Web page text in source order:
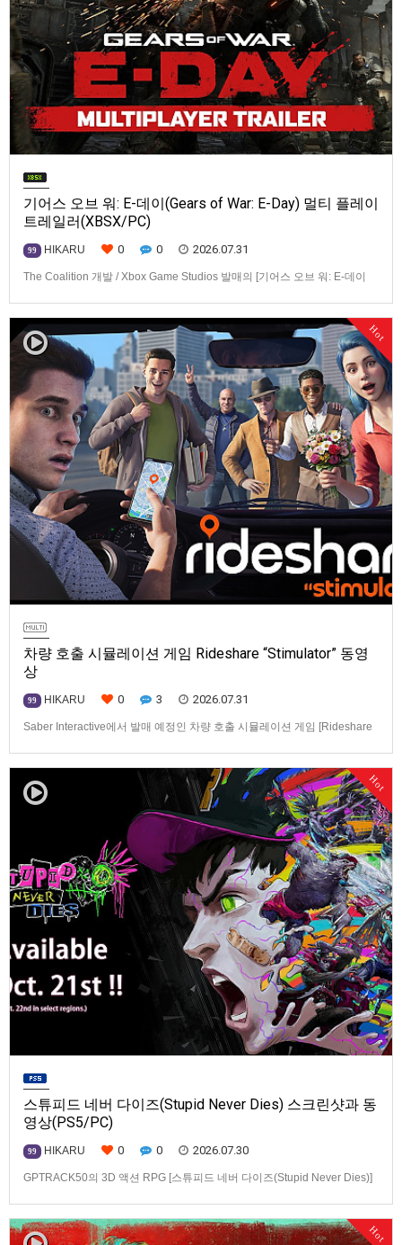
기어스 오브 워: E-데이(Gears of War: E-Day) 멀티 플레이
트레일러(XBSX/PC)
99 HIKARU 0 0 2026.07.31
The Coalition 개발 / Xbox Game Studios 발매의 [기어스 오브 워: E-데이
Hot
차량 호출 시뮬레이션 게임 Rideshare “Stimulator” 동영
상
99 HIKARU 0 3 2026.07.31
Saber Interactive에서 발매 예정인 차량 호출 시뮬레이션 게임 [Rideshare
을 운영하는 드라이버가 되어라'Rideshare "Stimulat…
Hot
스튜피드 네버 다이즈(Stupid Never Dies) 스크린샷과 동
영상(PS5/PC)
99 HIKARU 0 0 2026.07.30
GPTRACK50의 3D 액션 RPG [스튜피드 네버 다이즈(Stupid Never Dies)]
Hot